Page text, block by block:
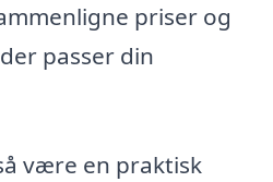
priser og
passer din
være en praktisk